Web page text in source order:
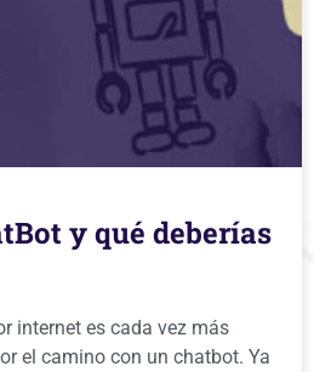
y qué deberías
internet es cada vez más
el camino con un chatbot. Ya